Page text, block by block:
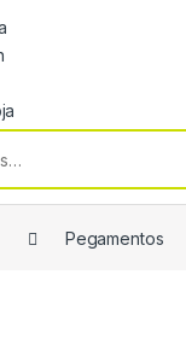
Pegamentos